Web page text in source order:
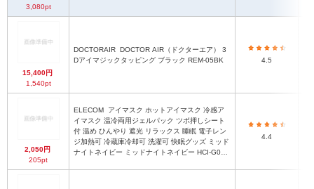
3,080pt
15,400円
1,540pt
DOCTORAIR
Dアイマジックタッピング ブラック REM-05BK
4.5
2,050円
205pt
ELECOM
イマスク 温冷両用ジェルパック ツボ押しシート
付 温め ひんやり 遮光 リラックス 睡眠 電子レン
ジ加熱可 冷蔵庫冷却可 洗濯可 快眠グッズ ミッド
ナイトネイビー ミッドナイトネイビー HCI-G01N
4.4